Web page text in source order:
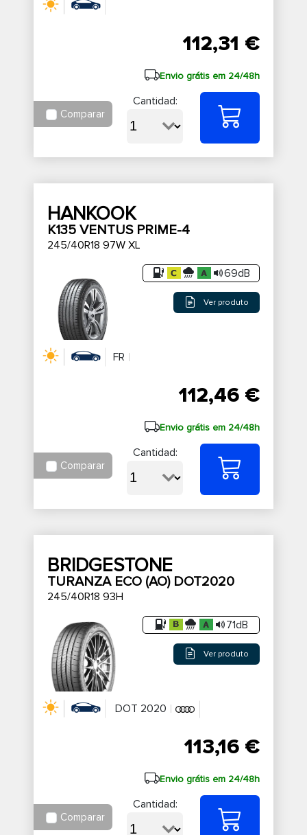
112,31 €
Envio grátis em 24/48h
Comparar
Cantidad:
HANKOOK
K135 VENTUS PRIME-4
245/40R18 97W XL
69dB
Ver produto
FR
112,46 €
Envio grátis em 24/48h
Comparar
Cantidad:
BRIDGESTONE
TURANZA ECO (AO) DOT2020
245/40R18 93H
71dB
Ver produto
DOT 2020
113,16 €
Envio grátis em 24/48h
Comparar
Cantidad: